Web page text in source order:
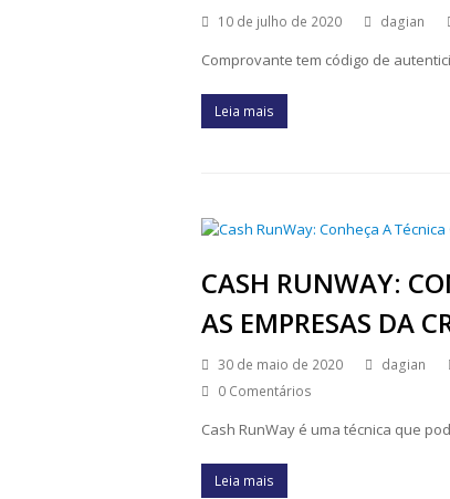
10 de julho de 2020 dagian
Comprovante tem código de
Leia mais
CASH RUNWAY:
AS EMPRESAS DA
30 de maio de 2020 dagian
0 Comentários
Cash RunWay é uma técnica que
Leia mais